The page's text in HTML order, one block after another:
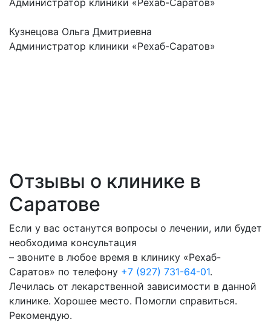
Администратор клиники «Рехаб-Саратов»
Кузнецова Ольга Дмитриевна
Администратор клиники «Рехаб-Саратов»
Отзывы о клинике в
Саратове
Если у вас останутся вопросы о лечении, или будет
необходима консультация
– звоните в любое время в клинику «Рехаб-
Саратов» по телефону +7 (927) 731-64-01.
Лечилась от лекарственной зависимости в данной
клинике. Хорошее место. Помогли справиться.
Рекомендую.